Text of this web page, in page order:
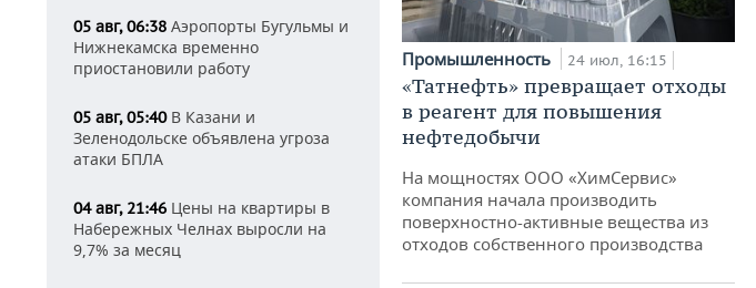
05 авг, 06:38 Аэропорты Бугульмы и
Нижнекамска временно
приостановили работу
05 авг, 05:40В Казани и
Зеленодольске объявлена угроза
атаки БПЛА
04 авг, 21:46 Цены на квартиры в
Набережных Челнах выросли на
9,7% за месяц
Промышленность 24 июл, 16:15
«Татнефть» превращает отходы
в реагент для повышения
нефтедобычи
На мощностях ООО «ХимСервис»
компания начала производить
поверхностно-активные вещества из
отходов собственного производства